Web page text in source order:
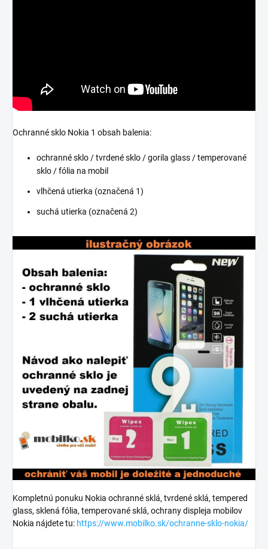
Ochranné sklo Nokia 1 obsah balenia:
ochranné sklo / tvrdené sklo / gorila glass / temperované
sklo / fólia na mobil
vlhčená utierka (označená 1)
suchá utierka (označená 2)
Kompletnú ponuku Nokia ochranné sklá, tvrdené sklá, tempered
glass, sklená fólia, temperované sklá, ochrany displeja mobilov
Nokia nájdete tu: https://www.mobilko.sk/ochranne-sklo-nokia/